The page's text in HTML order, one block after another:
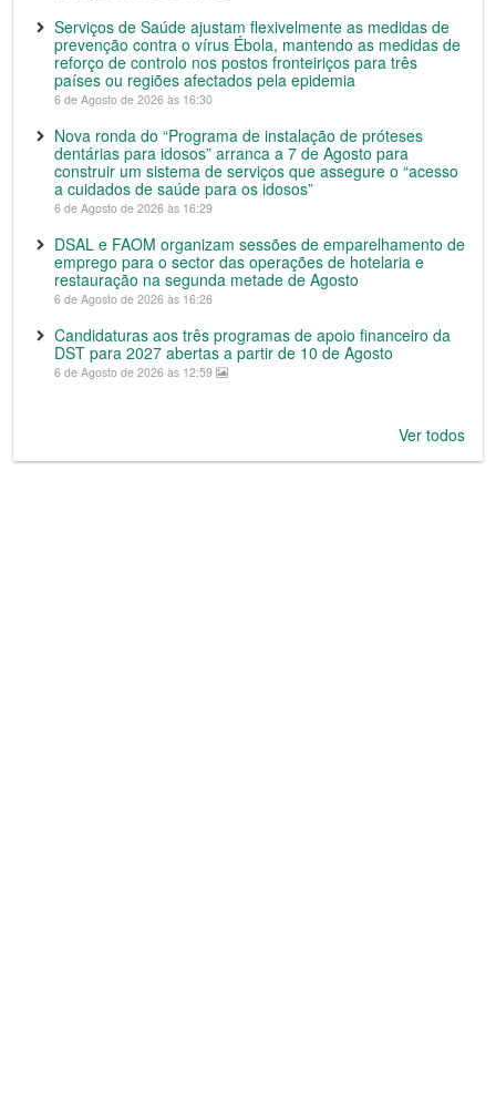
Serviços de Saúde ajustam flexivelmente as medidas de
prevenção contra o vírus Ébola, mantendo as medidas de
reforço de controlo nos postos fronteiriços para três
países ou regiões afectados pela epidemia
6 de Agosto de 2026 às 16:30
Nova ronda do “Programa de instalação de próteses
dentárias para idosos” arranca a 7 de Agosto para
construir um sistema de serviços que assegure o “acesso
a cuidados de saúde para os idosos”
6 de Agosto de 2026 às 16:29
DSAL e FAOM organizam sessões de emparelhamento de
emprego para o sector das operações de hotelaria e
restauração na segunda metade de Agosto
6 de Agosto de 2026 às 16:26
Candidaturas aos três programas de apoio financeiro da
DST para 2027 abertas a partir de 10 de Agosto
6 de Agosto de 2026 às 12:59
Ver todos